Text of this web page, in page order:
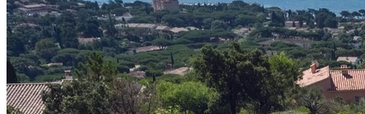
Über uns
Suchen nach: